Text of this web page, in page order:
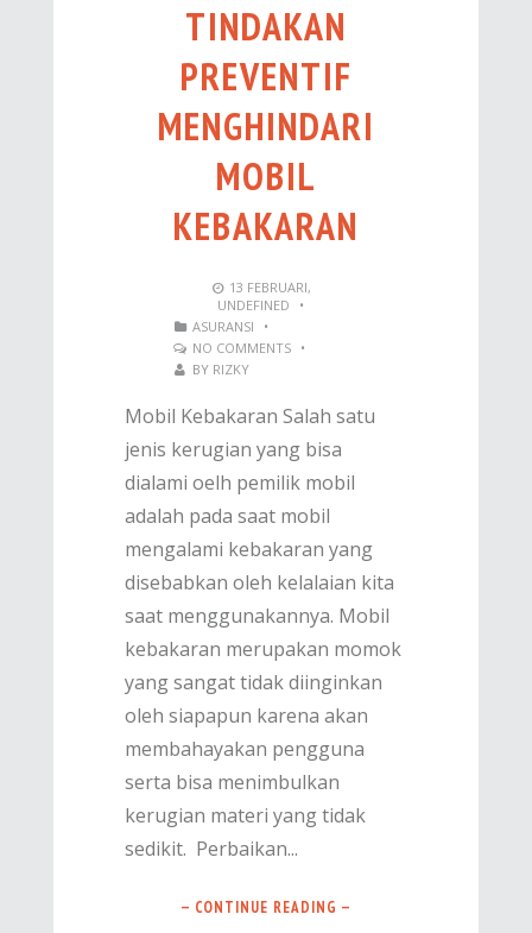
TINDAKAN
PREVENTIF
MENGHINDARI
MOBIL
KEBAKARAN
13 FEBRUARI,
UNDEFINED
•
ASURANSI
•
NO COMMENTS
•
BY RIZKY
Mobil Kebakaran Salah satu
jenis kerugian yang bisa
dialami oelh pemilik mobil
adalah pada saat mobil
mengalami kebakaran yang
disebabkan oleh kelalaian kita
saat menggunakannya. Mobil
kebakaran merupakan momok
yang sangat tidak diinginkan
oleh siapapun karena akan
membahayakan pengguna
serta bisa menimbulkan
kerugian materi yang tidak
sedikit. Perbaikan...
— CONTINUE READING —